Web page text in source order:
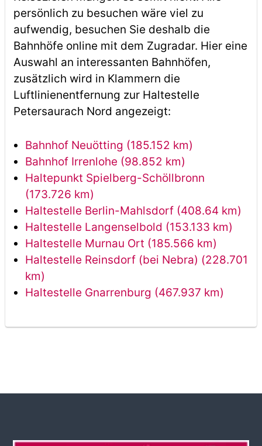
persönlich zu besuchen wäre viel zu
aufwendig, besuchen Sie deshalb die
Bahnhöfe online mit dem Zugradar. Hier eine
Auswahl an interessanten Bahnhöfen,
zusätzlich wird in Klammern die
Luftlinienentfernung zur Haltestelle
Petersaurach Nord angezeigt:
Bahnhof Neuötting (185.152 km)
Bahnhof Irrenlohe (98.852 km)
Haltepunkt Spielberg-Schöllbronn
(173.726 km)
Haltestelle Berlin-Mahlsdorf (408.64 km)
Haltestelle Langenselbold (153.133 km)
Haltestelle Murnau Ort (185.566 km)
Haltestelle Reinsdorf (bei Nebra) (228.701
km)
Haltestelle Gnarrenburg (467.937 km)